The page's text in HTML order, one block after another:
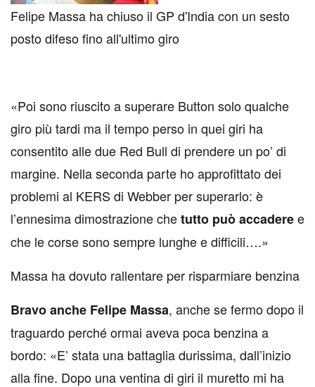
Felipe Massa ha chiuso il GP d'India con un sesto
posto difeso fino all'ultimo giro
«Poi sono riuscito a superare Button solo qualche
giro più tardi ma il tempo perso in quei giri ha
consentito alle due Red Bull di prendere un po’ di
margine. Nella seconda parte ho approfittato dei
problemi al KERS di Webber per superarlo: è
l’ennesima dimostrazione chetutto può accaderee
che le corse sono sempre lunghe e difficili….»
Massa ha dovuto rallentare per risparmiare benzina
Bravo anche Felipe Massa, anche se fermo dopo il
traguardo perché ormai aveva poca benzina a
bordo: «E’ stata una battaglia durissima, dall’inizio
alla fine. Dopo una ventina di giri il muretto mi ha